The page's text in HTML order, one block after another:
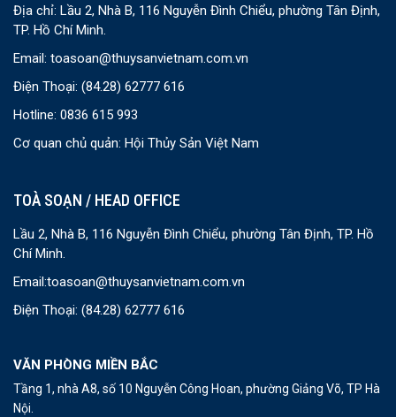
Địa chỉ: Lầu 2, Nhà B, 116 Nguyễn Đình Chiểu, phường Tân Định,
TP. Hồ Chí Minh.
Email: toasoan@thuysanvietnam.com.vn
Điện Thoại: (84.28) 62777 616
Hotline: 0836 615 993
Cơ quan chủ quản: Hội Thủy Sản Việt Nam
TOÀ SOẠN / HEAD OFFICE
Lầu 2, Nhà B, 116 Nguyễn Đình Chiểu, phường Tân Định, TP. Hồ
Chí Minh.
Email:toasoan@thuysanvietnam.com.vn
Điện Thoại: (84.28) 62777 616
VĂN PHÒNG MIỀN BẮC
Tầng 1, nhà A8, số 10 Nguyễn Công Hoan, phường Giảng Võ, TP Hà
Nội.